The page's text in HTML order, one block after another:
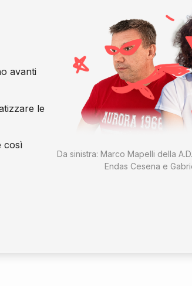
avanti
le
così
Da sinistra: Marco Mapelli della
Endas Cesena e